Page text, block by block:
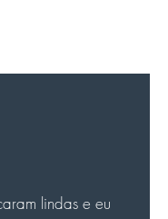
lindas e eu